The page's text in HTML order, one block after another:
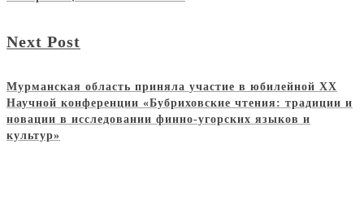
Next Post
Мурманская область приняла участие в юбилейной XX
Научной конференции «Бубриховские чтения: традиции и
новации в исследовании финно-угорских языков и
культур»